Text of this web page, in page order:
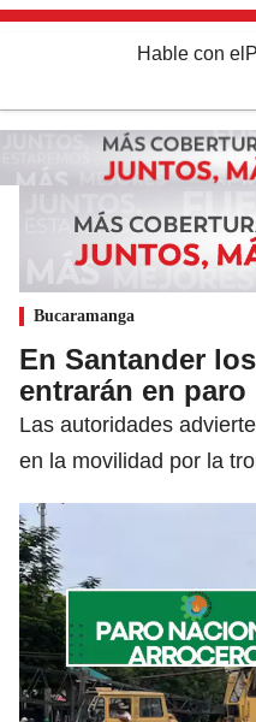
Hable con el
Bucaramanga
En Santander
entrarán en paro
Las autoridades
en la movilidad por la